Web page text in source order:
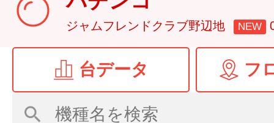
ジャムフレンドクラブ野辺地 NEW
台データ フ